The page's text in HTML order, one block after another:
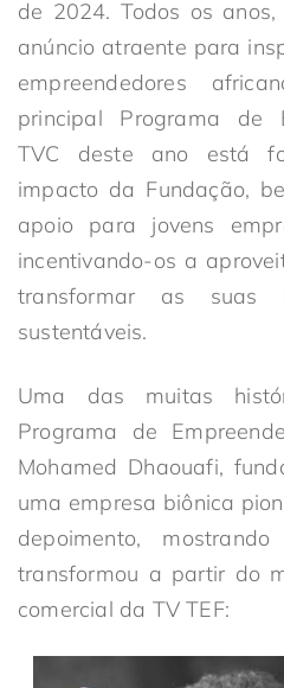
de 2024. Todos os
anúncio atraente para
empreendedores
principal Programa de
TVC deste ano está
impacto da Fundação,
apoio para jovens
incentivando-os a
transformar as suas
sustentáveis.
Uma das muitas
Programa de
Mohamed Dhaouafi,
uma empresa biônica
depoimento,
transformou a partir do
comercial da TV TEF: